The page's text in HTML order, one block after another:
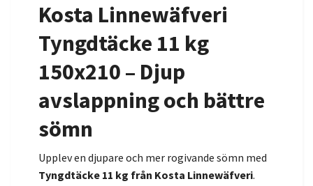
Kosta Linnewäfveri
Tyngdtäcke 11 kg
150x210 – Djup
avslappning och bättre
sömn
Upplev en djupare och mer rogivande sömn med
Tyngdtäcke 11 kg från Kosta Linnewäfveri.